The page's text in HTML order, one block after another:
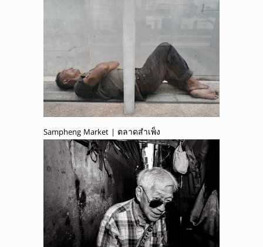
Sampheng Market | ตลาดสำเพ็ง